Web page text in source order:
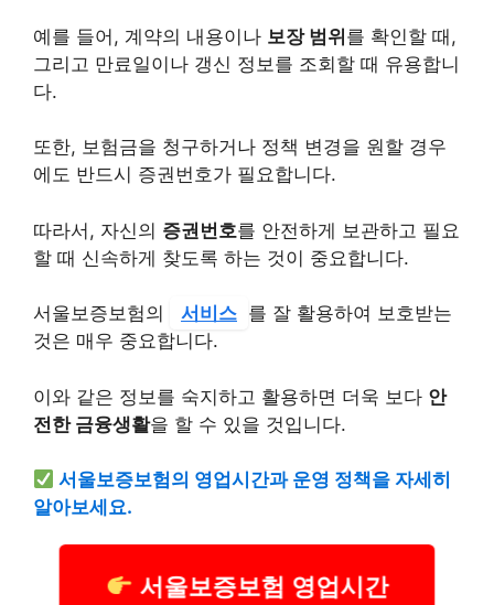
예를 들어, 계약의 내용이나 보장 범위를 확인할 때,
그리고 만료일이나 갱신 정보를 조회할 때 유용합니
다.
또한, 보험금을 청구하거나 정책 변경을 원할 경우
에도 반드시 증권번호가 필요합니다.
따라서, 자신의 증권번호를 안전하게 보관하고 필요
할 때 신속하게 찾도록 하는 것이 중요합니다.
서울보증보험의 서비스 를 잘 활용하여 보호받는
것은 매우 중요합니다.
이와 같은 정보를 숙지하고 활용하면 더욱 보다 안
전한 금융생활을 할 수 있을 것입니다.
서울보증보험의 영업시간과 운영 정책을 자세히
알아보세요.
서울보증보험 영업시간